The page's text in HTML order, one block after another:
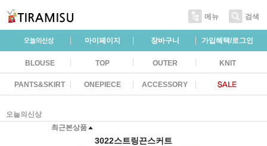
메뉴 검색
마이페이지 장바구니 가입혜택/로그인
BLOUSE TOP OUTER KNIT
PANTS&SKIRT ONEPIECE ACCESSORY
오늘의신상
최근본상품
3022스트링끈스커트